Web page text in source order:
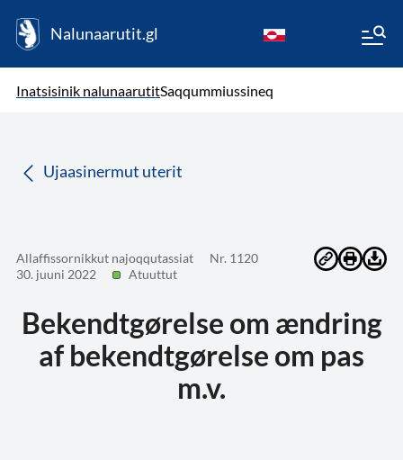
Nalunaarutit.gl
Inatsisinik nalunaarutitSaqqummiussineq
Ujaasinermut uterit
Allaffissornikkut najoqqutassiat
Nr. 1120
30. juuni 2022
Atuuttut
Bekendtgørelse om ændring
af bekendtgørelse om pas
m.v.